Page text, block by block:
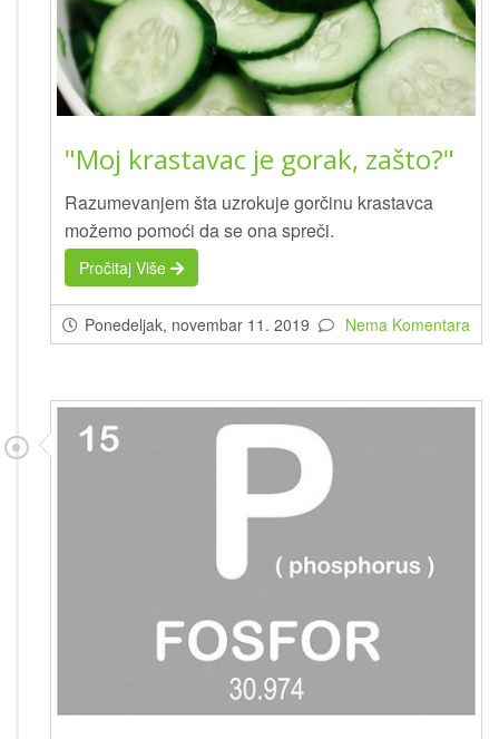
"Moj krastavac je gorak, zašto?"
Razumevanjem šta uzrokuje gorčinu krastavca
možemo pomoći da se ona spreči.
Pročitaj Više
Ponedeljak, novembar 11. 2019 Nema Komentara